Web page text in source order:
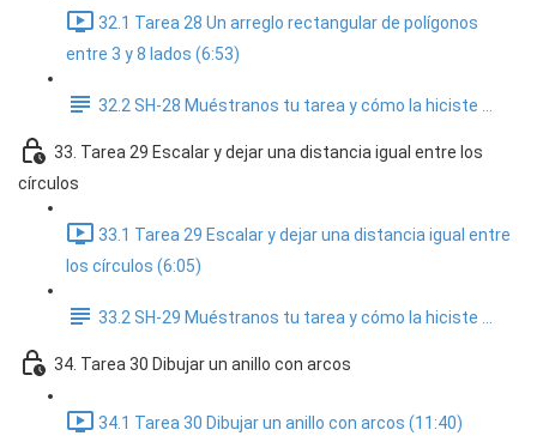
32.1 Tarea 28 Un arreglo rectangular de polígonos
entre 3 y 8 lados (6:53)
32.2 SH-28 Muéstranos tu tarea y cómo la hiciste ...
33. Tarea 29 Escalar y dejar una distancia igual entre los
círculos
33.1 Tarea 29 Escalar y dejar una distancia igual entre
los círculos (6:05)
33.2 SH-29 Muéstranos tu tarea y cómo la hiciste ...
34. Tarea 30 Dibujar un anillo con arcos
34.1 Tarea 30 Dibujar un anillo con arcos (11:40)